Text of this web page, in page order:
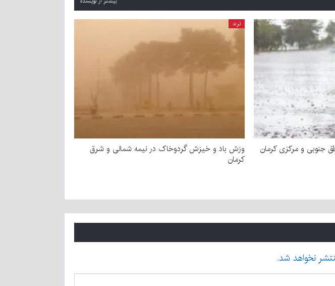
جنوبی و مرکزی کرمان
ترند
وزش باد و خیزش گردوخاک در نیمه شمالی و شرق
کرمان
نخواهد شد.